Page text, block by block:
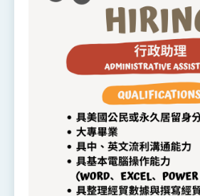
外交部長林佳龍於《外交
世界 需要台灣，團結合作
外交部長林佳龍出席《台灣
「見證蛻變，分享世界的
位轉 型迎向下個50年
總統主持「台美經濟繁榮
明臺美合作三大戰略方向
領 下一個世代的繁榮
外交部長林佳龍接受印尼
述印太安全局勢，籲深化台
作
外交部長林佳龍午宴歡迎美
訪問團
外交部長林佳龍接見美國智
會」訪問團一行，深化跨大
臺美經貿談判獲階段性成果